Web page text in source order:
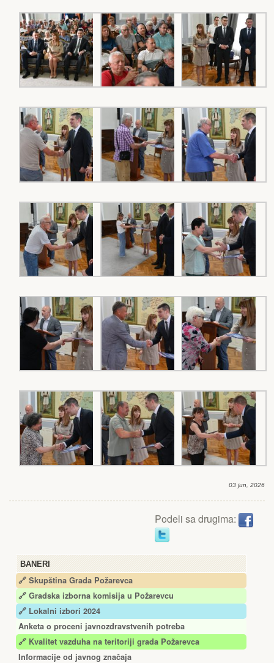
BANERI
🔗 Skupština Grada Požarevca
🔗 Gradska izborna komisija u Požarevcu
🔗 Lokalni izbori 2024
Anketa o proceni javnozdravstvenih potreba
🔗 Kvalitet vazduha na teritoriji grada Požarevca
Informacije od javnog značaja
03 jun, 2026
Podeli sa drugima: